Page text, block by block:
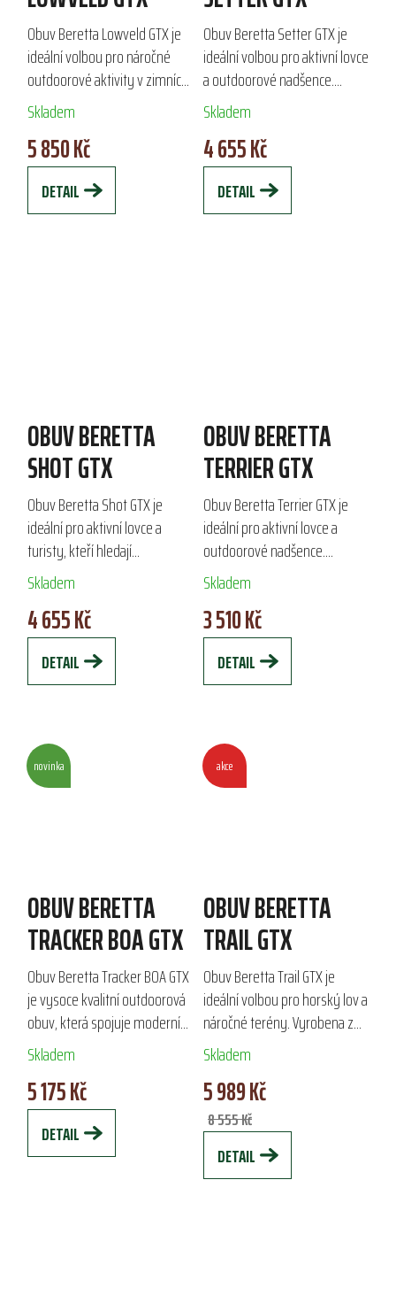
Obuv Beretta Lowveld GTX je
ideální volbou pro náročné
outdoorové aktivity v zimních
podmínkách. Vyrobena z
naolejované nubukové kůže, s
PU potaženými špičkami a
patami,...
Skladem
5 850 Kč
DETAIL
Obuv Beretta Setter GTX je
ideální volbou pro aktivní lovce
a outdoorové nadšence.
Vyrobena z kvalitního suede a
Cordura®, zajišťuje
voděodolnost a prodyšnost
díky podšívce...
Skladem
4 655 Kč
DETAIL
OBUV BERETTA
SHOT GTX
Obuv Beretta Shot GTX je
ideální pro aktivní lovce a
turisty, kteří hledají
spolehlivou a pohodlnou obuv
do mírného podnebí. S
voděodolnou a prodyšnou
podšívkou Gore-Tex Prism a...
Skladem
4 655 Kč
DETAIL
OBUV BERETTA
TERRIER GTX
Obuv Beretta Terrier GTX je
ideální pro aktivní lovce a
outdoorové nadšence.
Vyrobená z voděodolného
semiše a Cordury, nabízí
komfort a stabilitu na různých
terénech. S...
Skladem
3 510 Kč
DETAIL
novinka
OBUV BERETTA
TRACKER BOA GTX
Obuv Beretta Tracker BOA GTX
je vysoce kvalitní outdoorová
obuv, která spojuje moderní
technologie s odolnými
materiály. S membránou
Gore-Tex zajišťuje
voděodolnost a...
Skladem
5 175 Kč
DETAIL
akce
OBUV BERETTA
TRAIL GTX
Obuv Beretta Trail GTX je
ideální volbou pro horský lov a
náročné terény. Vyrobena z
nubukové kůže, zajišťuje
voděodolnost a prodyšnost
díky membráně GORE-TEX
Performance...
Skladem
5 989 Kč
8 555 Kč
DETAIL